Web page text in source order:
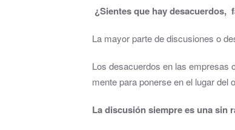
¿Sientes que hay desacuerdos,
La mayor parte de discusiones o
Los desacuerdos en las empresas
mente para ponerse en el lugar del
La discusión siempre es una sin